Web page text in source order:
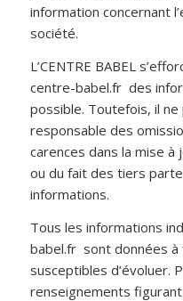
information concernant
société.
L’CENTRE BABEL
centre-babel.fr des
possible. Toutefois, il
responsable des
carences dans la mise à
ou du fait des tiers
informations.
Tous les informations
babel.fr sont données
susceptibles d’évoluer.
renseignements